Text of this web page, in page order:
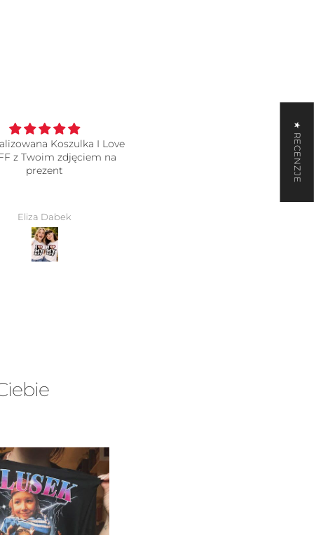
Koszulka I Love
z Twoim zdjęciem na
prezent
Eliza Dabek
wszystko super, jakość o
lepsza niż się spodziewałam,
★ RECENZJE